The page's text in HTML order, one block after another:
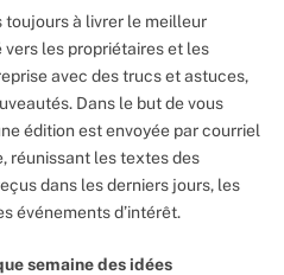
toujours à livrer le meilleur
les propriétaires et les
avec des trucs et astuces,
Dans le but de vous
édition est envoyée par courriel
réunissant les textes des
dans les derniers jours, les
événements d’intérêt.
semaine des idées